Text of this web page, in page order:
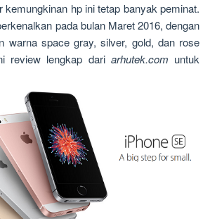
kemungkinan hp ini tetap banyak peminat.
pada bulan Maret 2016, dengan
warna space gray, silver, gold, dan rose
review lengkap dari arhutek.com untuk